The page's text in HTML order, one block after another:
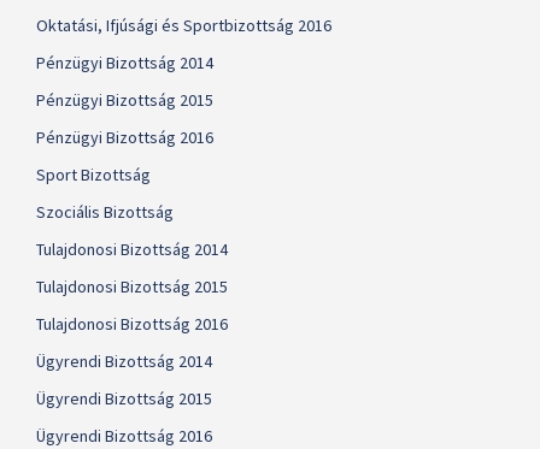
Oktatási, Ifjúsági és Sportbizottság 2016
Pénzügyi Bizottság 2014
Pénzügyi Bizottság 2015
Pénzügyi Bizottság 2016
Sport Bizottság
Szociális Bizottság
Tulajdonosi Bizottság 2014
Tulajdonosi Bizottság 2015
Tulajdonosi Bizottság 2016
Ügyrendi Bizottság 2014
Ügyrendi Bizottság 2015
Ügyrendi Bizottság 2016